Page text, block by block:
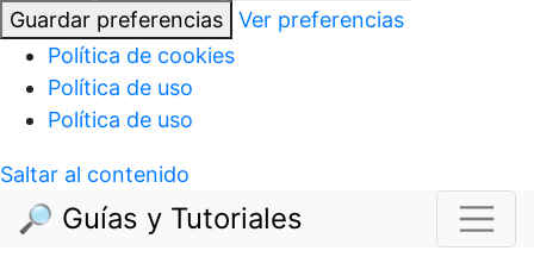
Guardar preferencias
Ver preferencias
Política de cookies
Política de uso
Política de uso
Saltar al contenido
🔎 Guías y Tutoriales